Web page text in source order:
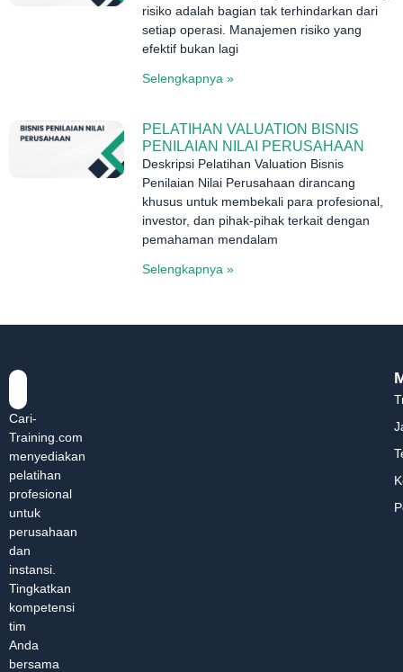
risiko adalah bagian tak terhindarkan dari
setiap operasi. Manajemen risiko yang
efektif bukan lagi
Selengkapnya »
PELATIHAN VALUATION BISNIS
PENILAIAN NILAI PERUSAHAAN
Deskripsi Pelatihan Valuation Bisnis
Penilaian Nilai Perusahaan dirancang
khusus untuk membekali para profesional,
investor, dan pihak-pihak terkait dengan
pemahaman mendalam
Selengkapnya »
Cari-
Training.com
menyediakan
pelatihan
profesional
untuk
perusahaan
dan
instansi.
Tingkatkan
kompetensi
tim
Anda
bersama